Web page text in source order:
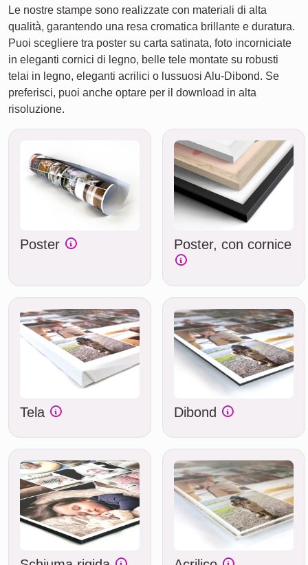
Le nostre stampe sono realizzate con materiali di alta
qualità, garantendo una resa cromatica brillante e duratura.
Puoi scegliere tra poster su carta satinata, foto incorniciate
in eleganti cornici di legno, belle tele montate su robusti
telai in legno, eleganti acrilici o lussuosi Alu-Dibond. Se
preferisci, puoi anche optare per il download in alta
risoluzione.
Poster Poster, con cornice
Tela Dibond